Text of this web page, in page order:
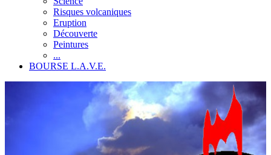
Risques volcaniques
Eruption
Découverte
Peintures
...
BOURSE L.A.V.E.